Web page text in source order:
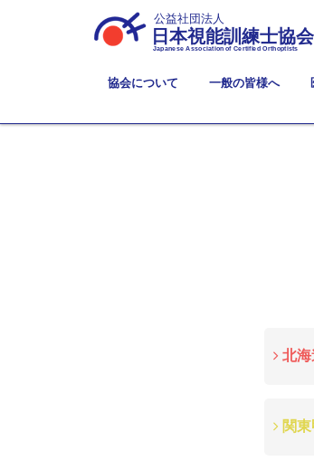
公益社団法人
日本視能訓練士協会
Japanese Association of Certified Orthoptists
協会について 一般の皆様へ
北海
関